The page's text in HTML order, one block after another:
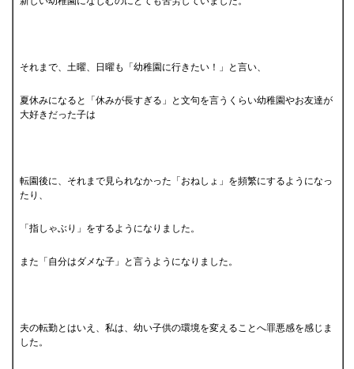
それまで、土曜、日曜も「幼稚園に行きたい！」と言い、
夏休みになると「休みが長すぎる」と文句を言うくらい幼稚園やお友達が
大好きだった子は
転園後に、それまで見られなかった「おねしょ」を頻繁にするようになっ
たり、
「指しゃぶり」をするようになりました。
また「自分はダメな子」と言うようになりました。
夫の転勤とはいえ、私は、幼い子供の環境を変えることへ罪悪感を感じま
した。